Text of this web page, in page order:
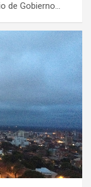
de Gobierno…